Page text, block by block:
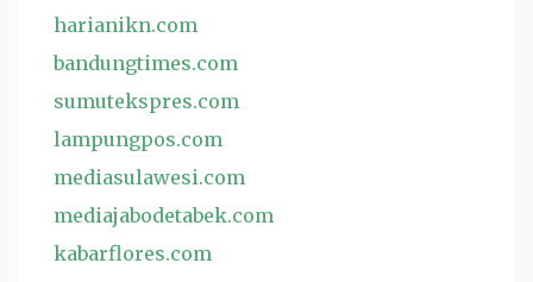
harianikn.com
bandungtimes.com
sumutekspres.com
lampungpos.com
mediasulawesi.com
mediajabodetabek.com
kabarflores.com